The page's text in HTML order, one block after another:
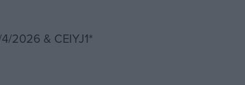
2026 & CEIYJ1*